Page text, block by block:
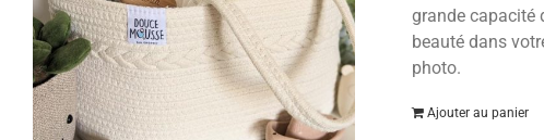
grande capacité
beauté dans
photo.
Ajouter au panier